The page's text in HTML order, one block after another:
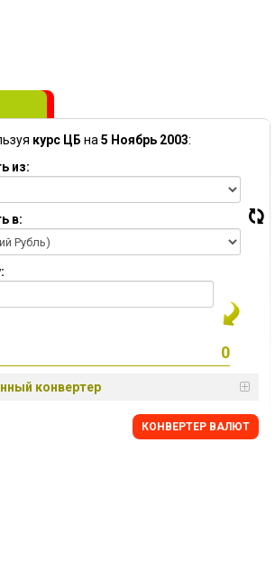
курс ЦБ на 5 Ноябрь 2003:
из:
в:
конвертер
КОНВЕРТЕР ВАЛЮТ